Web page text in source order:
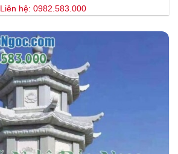
Liên hệ: 0982.583.000